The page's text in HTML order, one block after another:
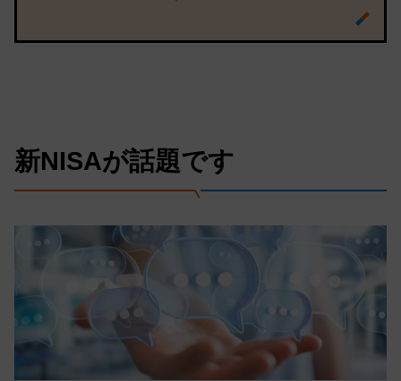
新NISAが話題です